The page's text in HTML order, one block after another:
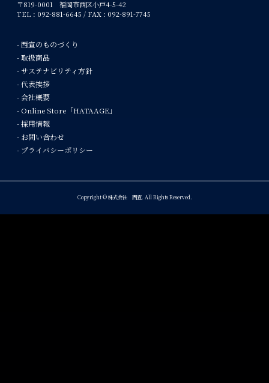
〒819-0001 福岡市西区小戸4-5-42
TEL : 092-881-6645 / FAX : 092-891-7745
- 西宣のものづくり
- 取扱商品
- サステナビリティ方針
- 代表挨拶
- 会社概要
- Online Store「HATAAGE」
- 採用情報
- お問い合わせ
- プライバシーポリシー
Copyright © 株式会社 西宣. All Rights Reserved.